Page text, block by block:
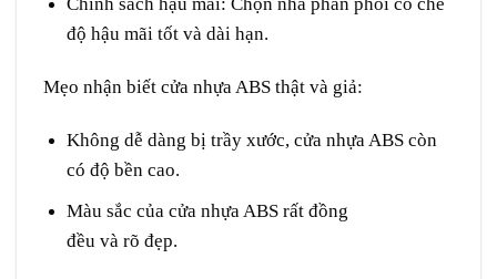
Chính sách hậu mãi: Chọn nhà phân phốicó chế
độ hậu mãi tốtvà dài hạn.
Mẹo nhận biết cửa nhựa ABS thật và giả:
Không dễ dàng bị trầy xước, cửa nhựa ABS còn
có độ bền cao.
Màu sắc của cửa nhựa ABS rất đồng
đều và rõ đẹp.